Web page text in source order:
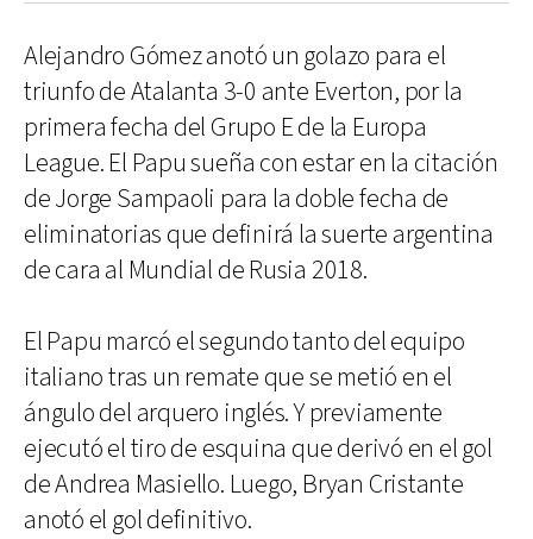
Alejandro Gómez anotó un golazo para el
triunfo de Atalanta 3-0 ante Everton, por la
primera fecha del Grupo E de la Europa
League. El Papu sueña con estar en la citación
de Jorge Sampaoli para la doble fecha de
eliminatorias que definirá la suerte argentina
de cara al Mundial de Rusia 2018.
El Papu marcó el segundo tanto del equipo
italiano tras un remate que se metió en el
ángulo del arquero inglés. Y previamente
ejecutó el tiro de esquina que derivó en el gol
de Andrea Masiello. Luego, Bryan Cristante
anotó el gol definitivo.